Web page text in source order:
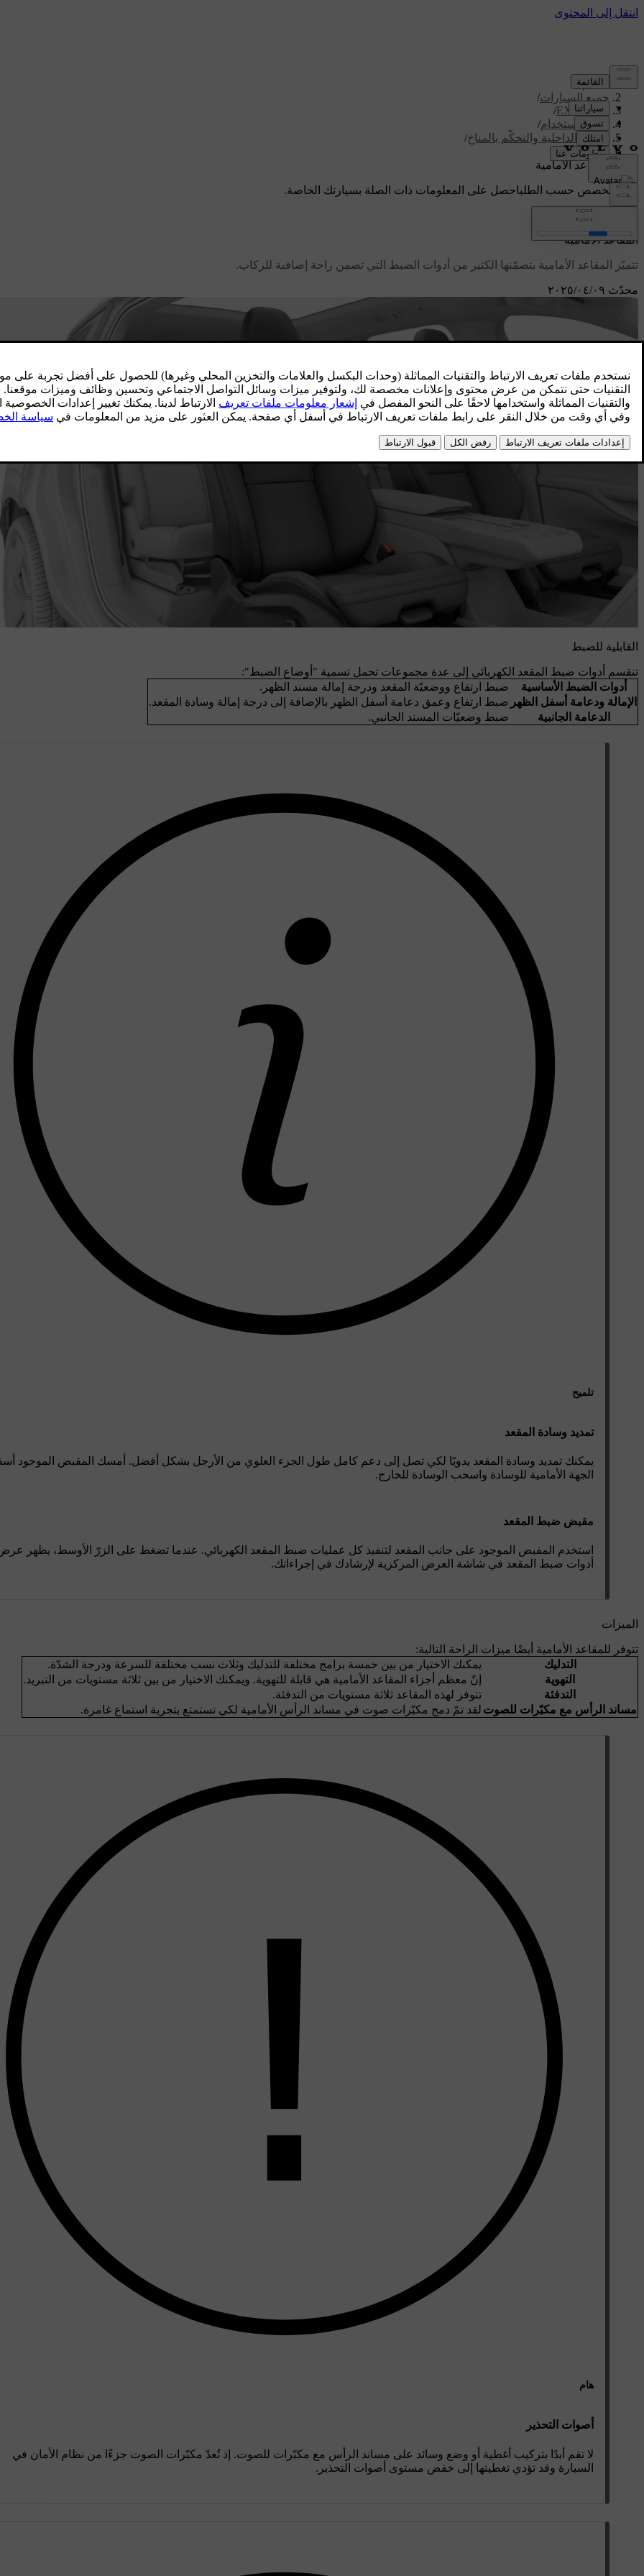
الدعم/
جميع السيارات/
EX90 2026
/
دليل الاستخدام/
الراحة الداخلية والتحكّم بالمناخ/
المقاعد/
المقاعد الأمامية
دعم مخصص حسب الطلباحصل على المعلومات ذات الصلة بسيارتك الخاصة.
تسجيل الدخول
محدّث ٠٩‏/٠٤‏/٢٠٢٥
المقاعد الأمامية
تتميّز المقاعد الأمامية بتضمّنها الكثير من أدوات الضبط التي تضمن راحة إضافية للركاب.
القابلية للضبط
تنقسم أدوات ضبط المقعد الكهربائي إلى عدة مجموعات تحمل تسمية "أوضاع الضبط":
أدوات الضبط الأساسية
ضبط ارتفاع ووضعيّة المقعد ودرجة إمالة مسند الظهر.
الإمالة ودعامة أسفل الظهر ضبط ارتفاع وعمق دعامة أسفل الظهر بالإضافة إلى درجة إمالة وسادة المقعد.
الدعامة الجانبية
ضبط وضعيّات المسند الجانبي.
تلميح
تمديد وسادة المقعد
يمكنك تمديد وسادة المقعد يدويًا لكي تصل إلى دعم كامل طول الجزء العلوي من الأرجل بشكل أفضل. أمسك المقبض الموجود
الجهة الأمامية للوسادة واسحب الوسادة للخارج.
مقبض ضبط المقعد
استخدم المقبض الموجود على جانب المقعد لتنفيذ كل عمليات ضبط المقعد الكهربائي. عندما تضغط على الزرّ الأوسط، يظهر
أدوات ضبط المقعد في شاشة العرض المركزية لإرشادك في إجراءاتك.
الميزات
تتوفر للمقاعد الأمامية أيضًا ميزات الراحة التالية:
التدليك
يمكنك الاختيار من بين خمسة برامج مختلفة للتدليك وثلاث نسب مختلفة للسرعة ودرجة الشدّة.
التهوية
إنّ معظم أجزاء المقاعد الأمامية هي قابلة للتهوية. ويمكنك الاختيار من بين ثلاثة مستويات من التبريد.
التدفئة
تتوفر لهذه المقاعد ثلاثة مستويات من التدفئة.
مساند الرأس مع مكبّرات للصوت لقد تمّ دمج مكبّرات صوت في مساند الرأس الأمامية لكي تستمتع بتجربة استماع غامرة.
هام
أصوات التحذير
لا تقم أبدًا بتركيب أغطية أو وضع وسائد على مساند الرأس مع مكبّرات للصوت. إذ تُعدّ مكبّرات الصوت جزءًا من نظام الأمان في
السيارة وقد تؤدي تغطيتها إلى خفض مستوى أصوات التحذير.